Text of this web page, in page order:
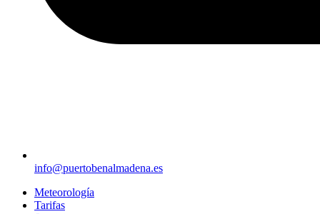
info@puertobenalmadena.es
Meteorología
Tarifas